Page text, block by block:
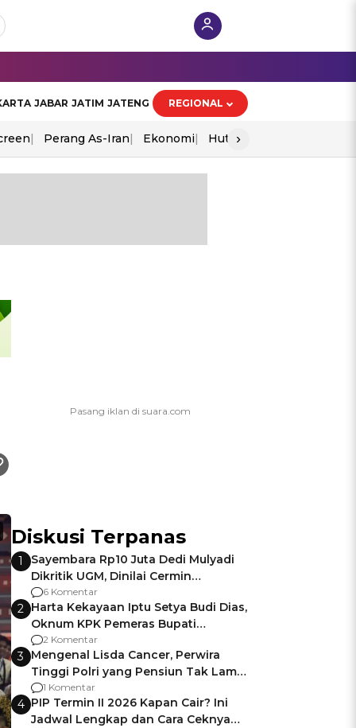
JABAR JATIM JATENG REGIONAL
Perang As-Iran Ekonomi Hut Ri
›
Diskusi Terpanas
1
Sayembara Rp10 Juta Dedi Mulyadi
Dikritik UGM, Dinilai Cermin
Gagalnya Negara Jamin Keamanan
6 Komentar
2 Harta Kekayaan Iptu Setya Budi Dias,
Oknum KPK Pemeras Bupati
Pemalang
2 Komentar
3 Mengenal Lisda Cancer, Perwira
Tinggi Polri yang Pensiun Tak Lama
Usai Jadi Brigjen
1 Komentar
4 PIP Termin II 2026 Kapan Cair? Ini
Jadwal Lengkap dan Cara Ceknya